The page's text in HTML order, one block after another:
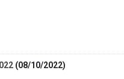
(08/10/2022)